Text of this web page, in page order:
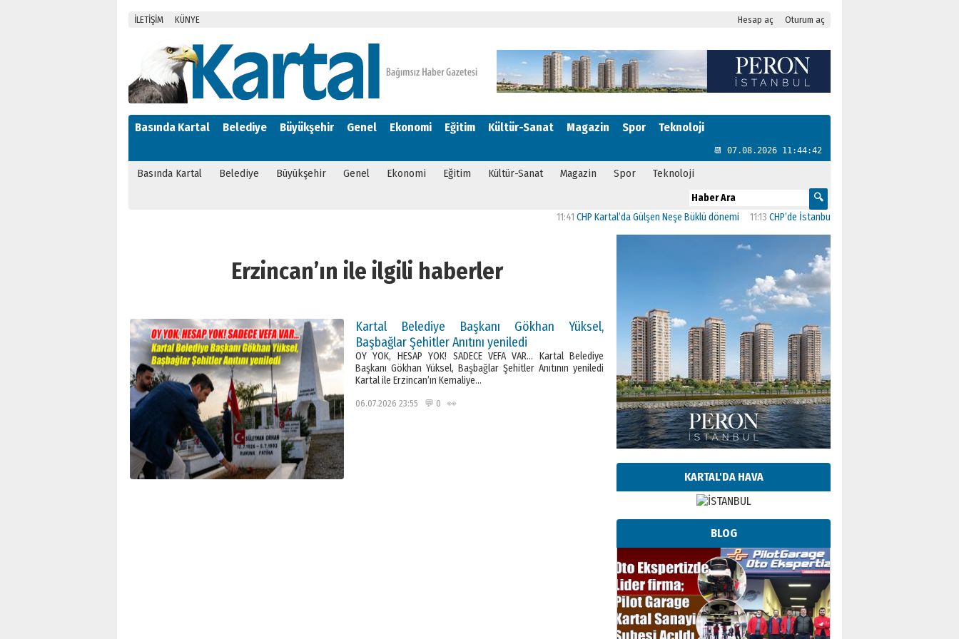
İLETİŞİM KÜNYE Hesap aç Oturum aç
Basında Kartal Belediye Büyükşehir Genel Ekonomi Eğitim Kültür-Sanat Magazin Spor Teknoloji
📆 07.08.2026 11:44:43
Basında Kartal Belediye Büyükşehir Genel Ekonomi Eğitim Kültür-Sanat Magazin Spor Teknoloji
CHP Kartal’da Gülşen Neşe Büklü dönemi 11:13CHP’de İstanbul’daki 23 İlçenin Başkanları Belli Oldu
Erzincan’ın ile ilgili haberler
Kartal Belediye Başkanı Gökhan Yüksel,
Başbağlar Şehitler Anıtını yeniledi
OY YOK, HESAP YOK! SADECE VEFA VAR… Kartal Belediye
Başkanı Gökhan Yüksel, Başbağlar Şehitler Anıtının yeniledi
Kartal ile Erzincan’ın Kemaliye…
06.07.2026 23:55 💬 0 👀
KARTAL'DA HAVA
BLOG